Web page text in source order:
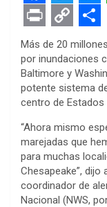
F
a
c
e
b
o
o
k
T
w
i
t
t
e
r
M
e
s
s
e
n
g
e
r
P
r
i
n
t
C
o
p
y
L
i
n
k
S
h
a
r
e
Más de 20
por inundaciones
Baltimore y
potente sistema
centro de Estados
“Ahora mismo
marejadas que
para muchas
Chesapeake”,
coordinador de
Nacional (NWS,